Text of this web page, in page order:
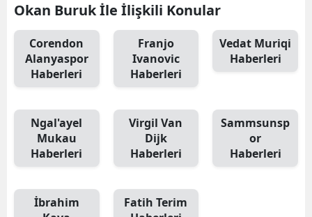
Okan Buruk İle İlişkili Konular
Corendon
Alanyaspor
Haberleri
Franjo
Ivanovic
Haberleri
Vedat Muriqi
Haberleri
Ngal'ayel
Mukau
Haberleri
Virgil Van
Dijk
Haberleri
Sammsunsp
or
Haberleri
İbrahim
Fatih Terim